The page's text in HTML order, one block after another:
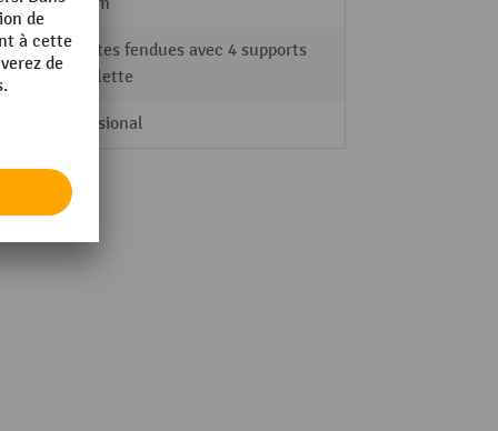
Tablettes fendues avec 4 supports
de tablette
Professional